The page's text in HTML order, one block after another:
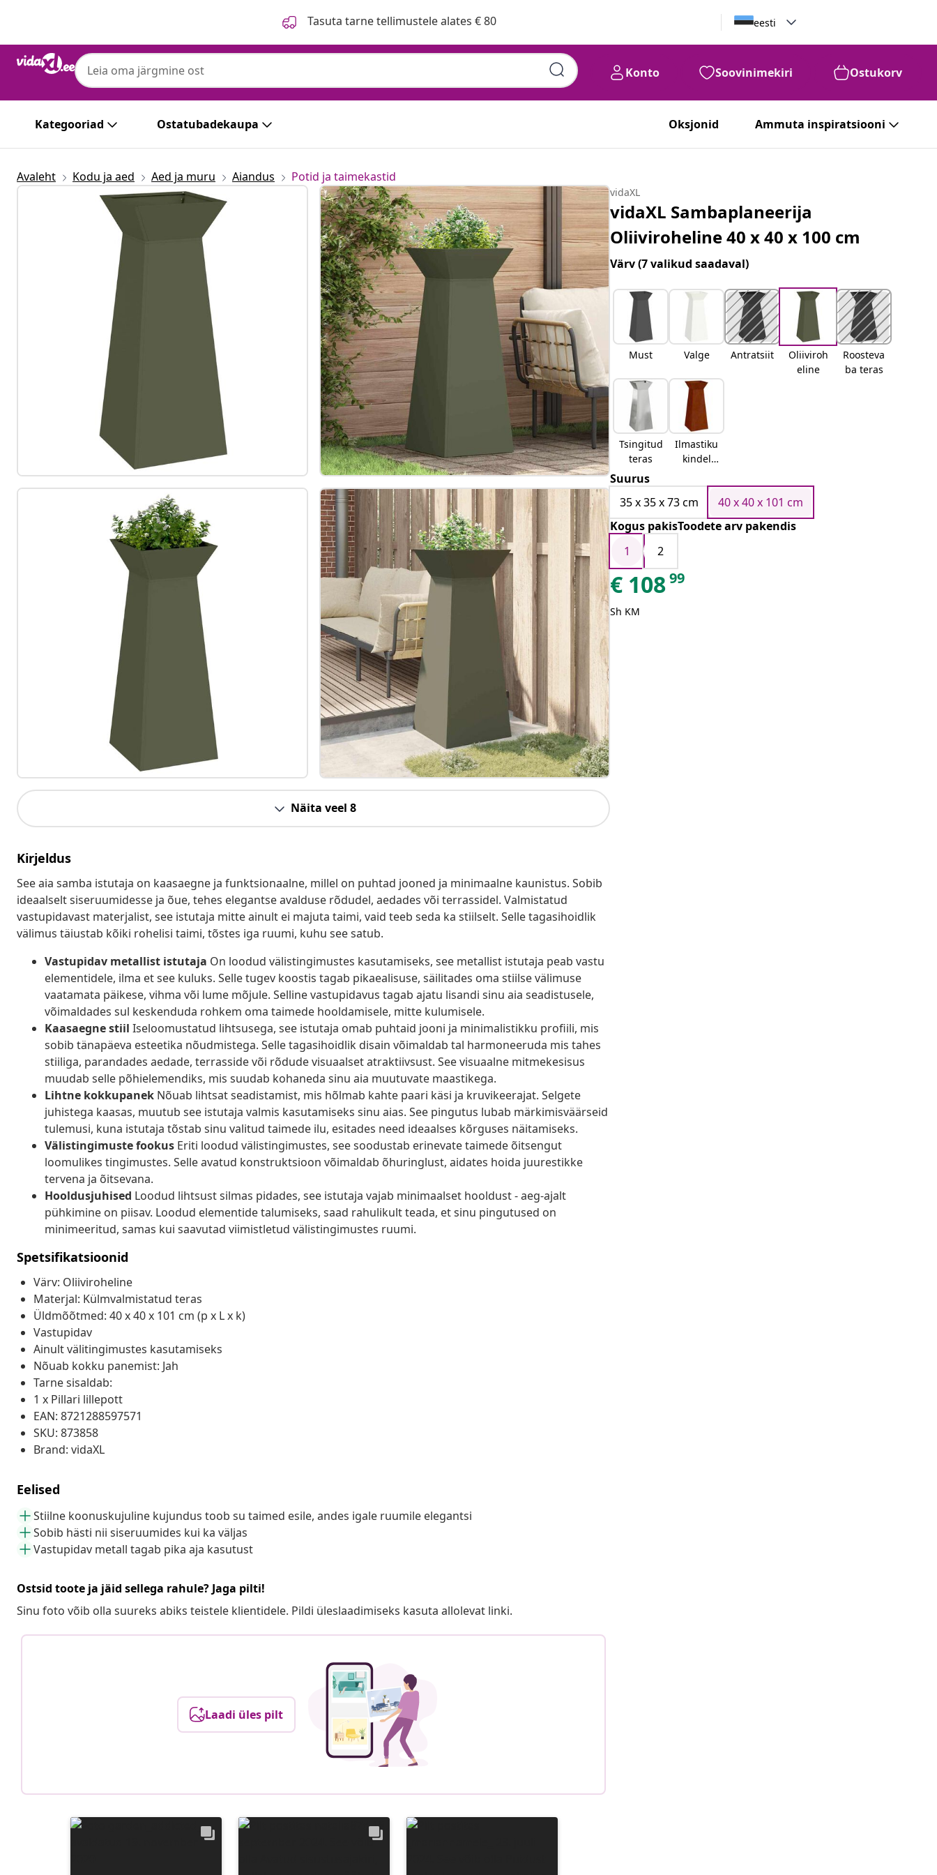
Tasuta tarne tellimustele alates € 80 eesti
Konto Soovinimekiri Ostukorv
Kategooriad Ostatubadekaupa Oksjonid Ammuta inspiratsiooni
Avaleht Kodu ja aed Aed ja muru Aiandus Potid ja taimekastid
Näita veel 8
Kirjeldus
See aia samba istutaja on kaasaegne ja funktsionaalne, millel on puhtad jooned ja minimaalne kaunistus. Sobib
ideaalselt siseruumidesse ja õue, tehes elegantse avalduse rõdudel, aedades või terrassidel. Valmistatud
vastupidavast materjalist, see istutaja mitte ainult ei majuta taimi, vaid teeb seda ka stiilselt. Selle tagasihoidlik
välimus täiustab kõiki rohelisi taimi, tõstes iga ruumi, kuhu see satub.
Vastupidav metallist istutaja On loodud välistingimustes kasutamiseks, see metallist istutaja peab vastu
elementidele, ilma et see kuluks. Selle tugev koostis tagab pikaealisuse, säilitades oma stiilse välimuse
vaatamata päikese, vihma või lume mõjule. Selline vastupidavus tagab ajatu lisandi sinu aia seadistusele,
võimaldades sul keskenduda rohkem oma taimede hooldamisele, mitte kulumisele.
Kaasaegne stiil Iseloomustatud lihtsusega, see istutaja omab puhtaid jooni ja minimalistikku profiili, mis
sobib tänapäeva esteetika nõudmistega. Selle tagasihoidlik disain võimaldab tal harmoneeruda mis tahes
stiiliga, parandades aedade, terrasside või rõdude visuaalset atraktiivsust. See visuaalne mitmekesisus
muudab selle põhielemendiks, mis suudab kohaneda sinu aia muutuvate maastikega.
Lihtne kokkupanek Nõuab lihtsat seadistamist, mis hõlmab kahte paari käsi ja kruvikeerajat. Selgete
juhistega kaasas, muutub see istutaja valmis kasutamiseks sinu aias. See pingutus lubab märkimisväärseid
tulemusi, kuna istutaja tõstab sinu valitud taimede ilu, esitades need ideaalses kõrguses näitamiseks.
Välistingimuste fookus Eriti loodud välistingimustes, see soodustab erinevate taimede õitsengut
loomulikes tingimustes. Selle avatud konstruktsioon võimaldab õhuringlust, aidates hoida juurestikke
tervena ja õitsevana.
Hooldusjuhised Loodud lihtsust silmas pidades, see istutaja vajab minimaalset hooldust - aeg-ajalt
pühkimine on piisav. Loodud elementide talumiseks, saad rahulikult teada, et sinu pingutused on
minimeeritud, samas kui saavutad viimistletud välistingimustes ruumi.
Spetsifikatsioonid
Värv: Oliiviroheline
Materjal: Külmvalmistatud teras
Üldmõõtmed: 40 x 40 x 101 cm (p x L x k)
Vastupidav
Ainult välitingimustes kasutamiseks
Nõuab kokku panemist: Jah
Tarne sisaldab:
1 x Pillari lillepott
EAN: 8721288597571
SKU: 873858
Brand: vidaXL
Eelised
Stiilne koonuskujuline kujundus toob su taimed esile, andes igale ruumile elegantsi
Sobib hästi nii siseruumides kui ka väljas
Vastupidav metall tagab pika aja kasutust
Ostsid toote ja jäid sellega rahule? Jaga pilti!
Sinu foto võib olla suureks abiks teistele klientidele. Pildi üleslaadimiseks kasuta allolevat linki.
Laadi üles pilt
vidaXL
vidaXL Sambaplaneerija
Oliiviroheline 40 x 40 x 100 cm
Värv(7 valikud saadaval)
Must Valge Antratsiit
Oliiviroh
eline
Roosteva
ba teras
Tsingitud
teras
Ilmastiku
kindel
Suurus
35 x 35 x 73 cm
40 x 40 x 101 cm
Kogus pakisToodete arv pakendis
1
2
€ 10899
Sh KM